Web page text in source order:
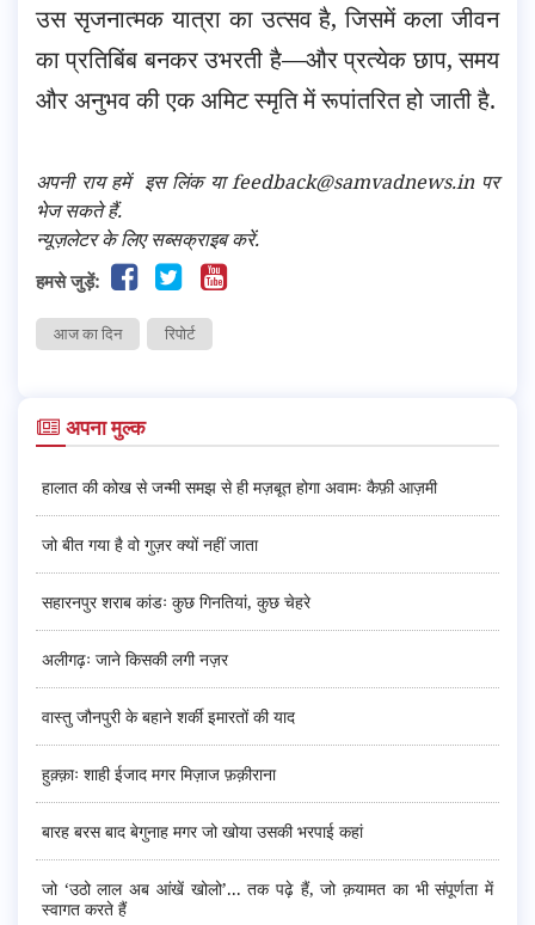
उस सृजनात्मक यात्रा का उत्सव है, जिसमें कला जीवन
का प्रतिबिंब बनकर उभरती है—और प्रत्येक छाप, समय
और अनुभव की एक अमिट स्मृति में रूपांतरित हो जाती है.
अपनी राय हमें इस लिंक या feedback@samvadnews.in पर
भेज सकते हैं.
न्यूज़लेटर के लिए सब्सक्राइब करें.
हमसे जुड़ें:
आज का दिन रिपोर्ट
अपना मुल्क
हालात की कोख से जन्मी समझ से ही मज़बूत होगा अवामः कैफ़ी आज़मी
जो बीत गया है वो गुज़र क्यों नहीं जाता
सहारनपुर शराब कांडः कुछ गिनतियां, कुछ चेहरे
अलीगढ़ः जाने किसकी लगी नज़र
वास्तु जौनपुरी के बहाने शर्की इमारतों की याद
हुक़्क़ाः शाही ईजाद मगर मिज़ाज फ़क़ीराना
बारह बरस बाद बेगुनाह मगर जो खोया उसकी भरपाई कहां
जो ‘उठो लाल अब आंखें खोलो’... तक पढ़े हैं, जो क़यामत का भी संपूर्णता में
स्वागत करते हैं